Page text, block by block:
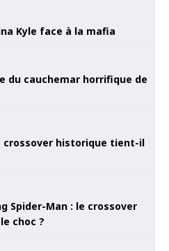
Kyle face à la mafia
du cauchemar horrifique de
crossover historique tient-il
Spider-Man : le crossover
choc ?